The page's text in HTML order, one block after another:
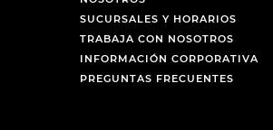
SUCURSALES Y HORARIOS
TRABAJA CON NOSOTROS
INFORMACIÓN CORPORATIVA
PREGUNTAS FRECUENTES